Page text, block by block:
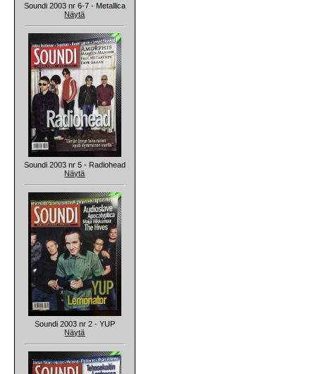
Soundi 2003 nr 6-7 - Metallica
Näytä
Soundi 2003 nr 5 - Radiohead
Näytä
Soundi 2003 nr 2 - YUP
Näytä